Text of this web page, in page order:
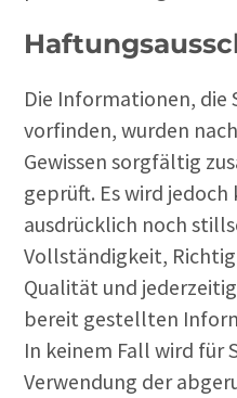
Die Informationen, die
vorfinden, wurden
Gewissen sorgfältig
geprüft. Es wird jedoch
ausdrücklich noch
Vollständigkeit,
Qualität und
bereit gestellten
In keinem Fall wird für
Verwendung der